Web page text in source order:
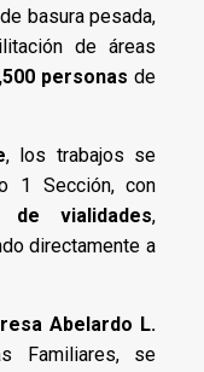
basura pesada,
de áreas
personas de
, los trabajos se
1 Sección, con
de vialidades,
directamente a
Abelardo L.
Familiares, se